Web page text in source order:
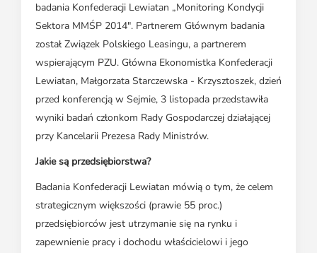
badania Konfederacji Lewiatan „Monitoring Kondycji
Sektora MMŚP 2014". Partnerem Głównym badania
został Związek Polskiego Leasingu, a partnerem
wspierającym PZU. Główna Ekonomistka Konfederacji
Lewiatan, Małgorzata Starczewska - Krzysztoszek, dzień
przed konferencją w Sejmie, 3 listopada przedstawiła
wyniki badań członkom Rady Gospodarczej działającej
przy Kancelarii Prezesa Rady Ministrów.
Jakie są przedsiębiorstwa?
Badania Konfederacji Lewiatan mówią o tym, że celem
strategicznym większości (prawie 55 proc.)
przedsiębiorców jest utrzymanie się na rynku i
zapewnienie pracy i dochodu właścicielowi i jego